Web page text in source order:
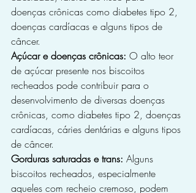
doenças crônicas como diabetes tipo 2,
doenças cardíacas e alguns tipos de
câncer.
Açúcar e doenças crônicas: O alto teor
de açúcar presente nos biscoitos
recheados pode contribuir para o
desenvolvimento de diversas doenças
crônicas, como diabetes tipo 2, doenças
cardíacas, cáries dentárias e alguns tipos
de câncer.
Gorduras saturadas e trans: Alguns
biscoitos recheados, especialmente
aqueles com recheio cremoso, podem